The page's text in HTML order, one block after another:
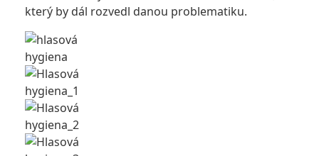
který by dál rozvedl danou problematiku.